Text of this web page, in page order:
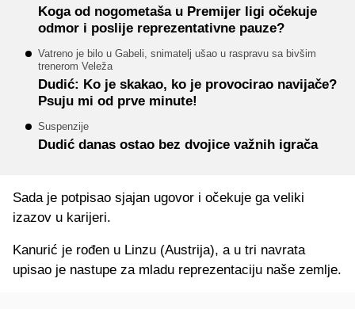
Koga od nogometaša u Premijer ligi očekuje
odmor i poslije reprezentativne pauze?
Vatreno je bilo u Gabeli, snimatelj ušao u raspravu sa bivšim
trenerom Veleža
Dudić: Ko je skakao, ko je provocirao navijače?
Psuju mi od prve minute!
Suspenzije
Dudić danas ostao bez dvojice važnih igrača
Sada je potpisao sjajan ugovor i očekuje ga veliki
izazov u karijeri.
Kanurić je rođen u Linzu (Austrija), a u tri navrata
upisao je nastupe za mladu reprezentaciju naše zemlje.